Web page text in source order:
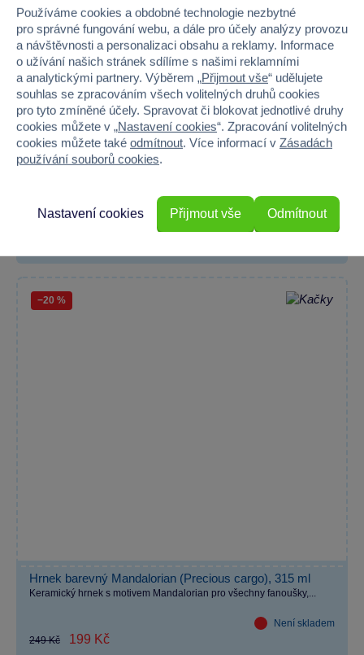
Stylový keramický hrnek Mandalorian s objemem 315 ml je...
−20 %
Hrnek barevný Mandalorian (Precious cargo), 315 ml
Keramický hrnek s motivem Mandalorian pro všechny fanoušky,...
Není skladem
249 Kč
199 Kč
Používáme cookies a obdobné technologie nezbytné
pro správné fungování webu, a dále pro účely analýzy provozu
a návštěvnosti a personalizaci obsahu a reklamy. Informace
o užívání našich stránek sdílíme s našimi reklamními
a analytickými partnery. Výběrem „Přijmout vše“ udělujete
souhlas se zpracováním všech volitelných druhů cookies
pro tyto zmíněné účely. Spravovat či blokovat jednotlivé druhy
cookies můžete v „Nastavení cookies“. Zpracování volitelných
cookies můžete také odmítnout. Více informací v Zásadách
používání souborů cookies.
Odmítnout
Nastavení cookies Přijmout vše